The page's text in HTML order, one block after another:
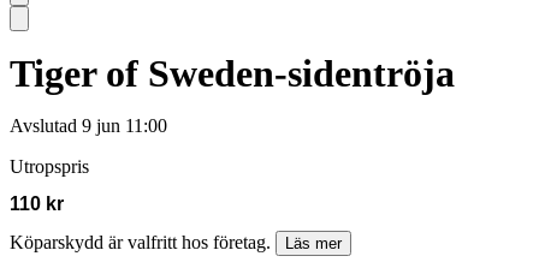
Tiger of Sweden-sidentröja
Avslutad 9 jun 11:00
Utropspris
110 kr
Köparskydd är valfritt hos företag.
Läs mer